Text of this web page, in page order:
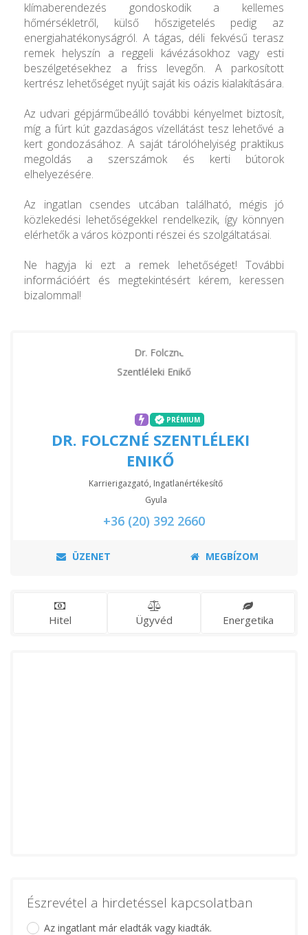
klímaberendezés gondoskodik a kellemes
hőmérsékletről, külső hőszigetelés pedig az
energiahatékonyságról. A tágas, déli fekvésű terasz
remek helyszín a reggeli kávézásokhoz vagy esti
beszélgetésekhez a friss levegőn. A parkosított
kertrész lehetőséget nyújt saját kis oázis kialakítására.
Az udvari gépjárműbeálló további kényelmet biztosít,
míg a fúrt kút gazdaságos vízellátást tesz lehetővé a
kert gondozásához. A saját tárolóhelyiség praktikus
megoldás a szerszámok és kerti bútorok
elhelyezésére.
Az ingatlan csendes utcában található, mégis jó
közlekedési lehetőségekkel rendelkezik, így könnyen
elérhetők a város központi részei és szolgáltatásai.
Ne hagyja ki ezt a remek lehetőséget! További
információért és megtekintésért kérem, keressen
bizalommal!
PRÉMIUM
DR. FOLCZNÉ SZENTLÉLEKI
ENIKŐ
Karrierigazgató, Ingatlanértékesítő
Gyula
+36 (20) 392 2660
ÜZENET MEGBÍZOM
Hitel Ügyvéd Energetika
Észrevétel a hirdetéssel kapcsolatban
Az ingatlant már eladták vagy kiadták.